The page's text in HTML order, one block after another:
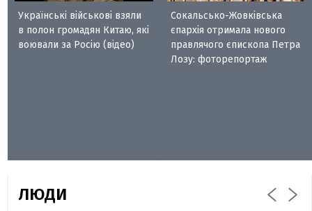
Українські військові взяли
в полон громадян Китаю, які
воювали за Росію (відео)
Сокальсько-Жовківська
єпархія отримала нового
правлячого єпископа Петра
Лозу: фоторепортаж
ЛЮДИ